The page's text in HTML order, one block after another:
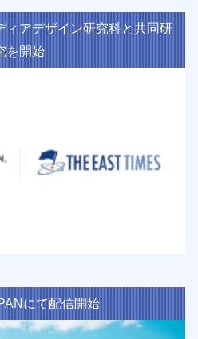
ィアデザイン研究科と共同研
を開始
にて配信開始